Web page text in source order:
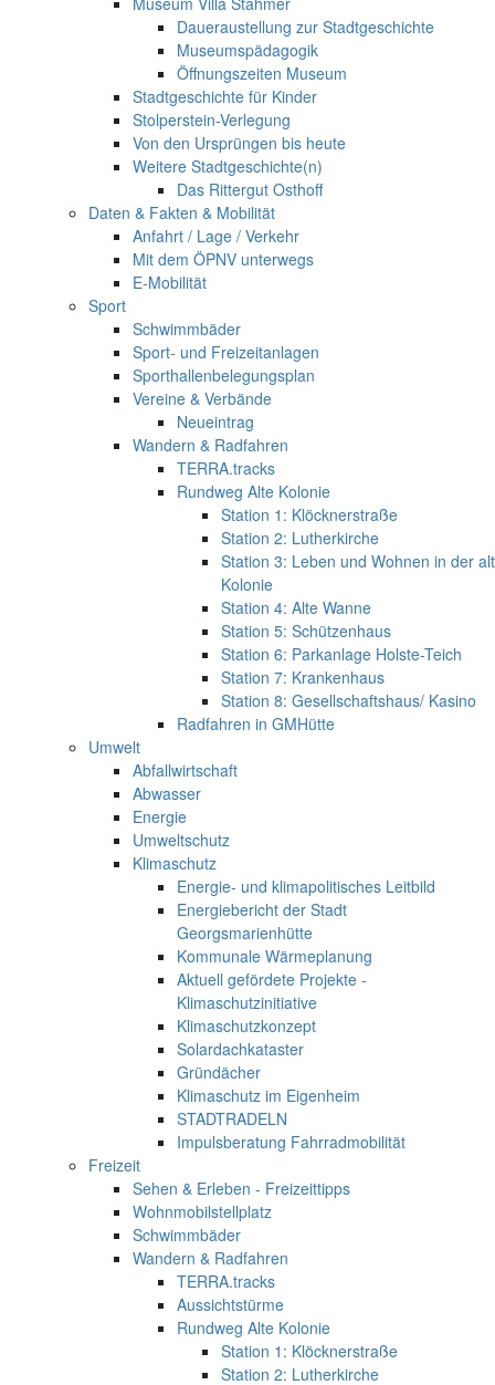
Daueraustellung zur Stadtgeschichte
Museumspädagogik
Öffnungszeiten Museum
Stadtgeschichte für Kinder
Stolperstein-Verlegung
Von den Ursprüngen bis heute
Weitere Stadtgeschichte(n)
Das Rittergut Osthoff
Daten & Fakten & Mobilität
Anfahrt / Lage / Verkehr
Mit dem ÖPNV unterwegs
E-Mobilität
Sport
Schwimmbäder
Sport- und Freizeitanlagen
Sporthallenbelegungsplan
Vereine & Verbände
Neueintrag
Wandern & Radfahren
TERRA.tracks
Rundweg Alte Kolonie
Station 1: Klöcknerstraße
Station 2: Lutherkirche
Station 3: Leben und Wohnen in der
Kolonie
Station 4: Alte Wanne
Station 5: Schützenhaus
Station 6: Parkanlage Holste-Teich
Station 7: Krankenhaus
Station 8: Gesellschaftshaus/ Kasino
Radfahren in GMHütte
Umwelt
Abfallwirtschaft
Abwasser
Energie
Umweltschutz
Klimaschutz
Energie- und klimapolitisches Leitbild
Energiebericht der Stadt
Georgsmarienhütte
Kommunale Wärmeplanung
Aktuell gefördete Projekte -
Klimaschutzinitiative
Klimaschutzkonzept
Solardachkataster
Gründächer
Klimaschutz im Eigenheim
STADTRADELN
Impulsberatung Fahrradmobilität
Freizeit
Sehen & Erleben - Freizeittipps
Wohnmobilstellplatz
Schwimmbäder
Wandern & Radfahren
TERRA.tracks
Aussichtstürme
Rundweg Alte Kolonie
Station 1: Klöcknerstraße
Station 2: Lutherkirche